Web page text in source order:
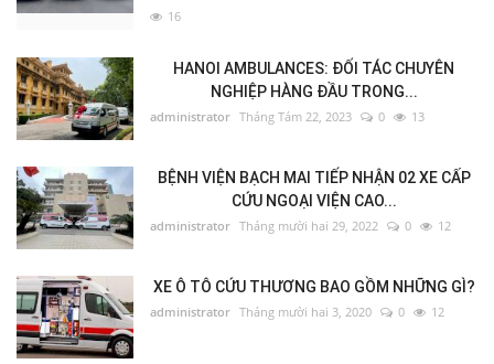
16
HANOI AMBULANCES: ĐỐI TÁC CHUYÊN
NGHIỆP HÀNG ĐẦU TRONG...
administrator Tháng Tám 22, 2023 0 13
BỆNH VIỆN BẠCH MAI TIẾP NHẬN 02 XE CẤP
CỨU NGOẠI VIỆN CAO...
administrator Tháng mười hai 29, 2022 0 12
XE Ô TÔ CỨU THƯƠNG BAO GỒM NHỮNG GÌ?
administrator Tháng mười hai 3, 2020 0 12